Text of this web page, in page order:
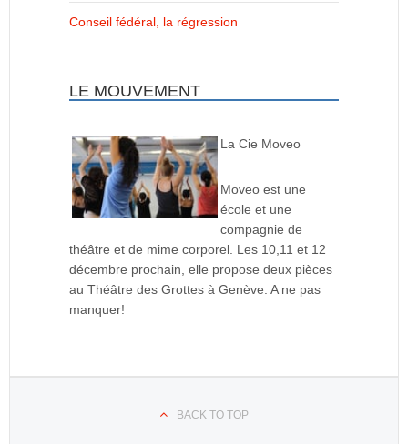
Conseil fédéral, la régression
LE MOUVEMENT
La Cie Moveo
Moveo est une
école et une
compagnie de
théâtre et de mime corporel. Les 10,11 et 12
décembre prochain, elle propose deux pièces
au Théâtre des Grottes à Genève. A ne pas
manquer!
BACK TO TOP